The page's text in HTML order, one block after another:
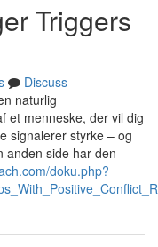
Triggers
Discuss
naturlig
et menneske, der vil dig
signalerer styrke – og
anden side har den
doku.php?